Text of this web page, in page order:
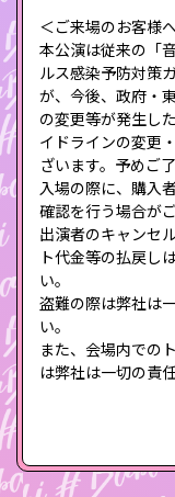
＜ご来場のお客様
本公演は従来の「
ルス感染予防対策
が、今後、政府・
の変更等が発生し
イドラインの変更
ざいます。予めご
入場の際に、購入
確認を行う場合が
出演者のキャンセ
ト代金等の払戻し
い。
盗難の際は弊社は
い。
また、会場内での
は弊社は一切の責